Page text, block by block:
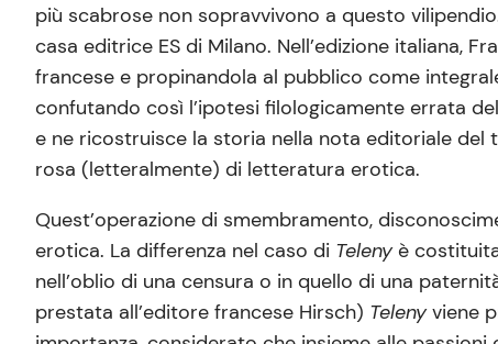
più scabrose non sopravvivono a questo
casa editrice ES di Milano. Nell’edizione italiana,
francese e propinandola al pubblico come
confutando così l’ipotesi filologicamente errata
e ne ricostruisce la storia nella nota editoriale del
rosa (letteralmente) di letteratura erotica.
Quest’operazione di smembramento,
erotica. La differenza nel caso di Telenyè
nell’oblio di una censura o in quello di una
prestata all’editore francese Hirsch) Telenyviene